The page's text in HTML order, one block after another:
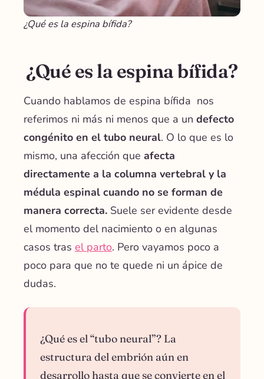
¿Qué es la espina bífida?
¿Qué es la espina bífida?
Cuando hablamos de espina bífida nos
referimos ni más ni menos que a un defecto
congénito en el tubo neural. O lo que es lo
mismo, una afección que afecta
directamente a la columna vertebral y la
médula espinal cuando no se forman de
manera correcta. Suele ser evidente desde
el momento del nacimiento o en algunas
casos tras el parto. Pero vayamos poco a
poco para que no te quede ni un ápice de
dudas.
¿Qué es el “tubo neural”? La
estructura del embrión aún en
desarrollo hasta que se convierte en el